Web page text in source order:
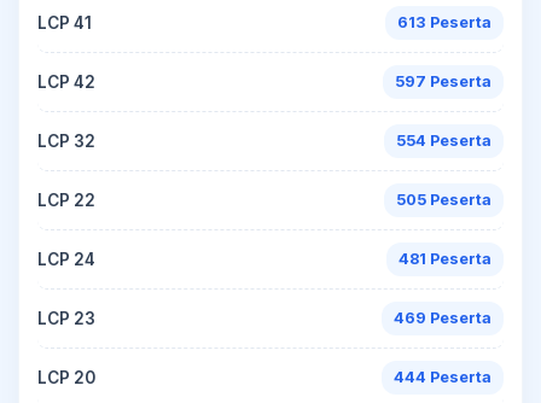
LCP 41 613 Peserta
LCP 42 597 Peserta
LCP 32 554 Peserta
LCP 22 505 Peserta
LCP 24 481 Peserta
LCP 23 469 Peserta
LCP 20 444 Peserta